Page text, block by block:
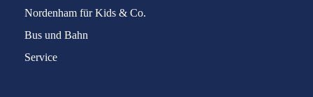
Nordenham für Kids & Co.
Bus und Bahn
Service